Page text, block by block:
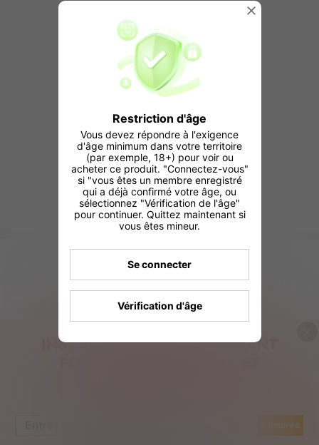
Restriction d'âge
Vous devez répondre à l'exigence
d'âge minimum dans votre territoire
(par exemple, 18+) pour voir ou
acheter ce produit. "Connectez-vous"
si "vous êtes un membre enregistré
qui a déjà confirmé votre âge, ou
sélectionnez "Vérification de l'âge"
pour continuer. Quittez maintenant si
vous êtes mineur.
Se connecter
Vérification d'âge
S’inscrire